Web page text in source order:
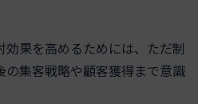
果を高めるためには、ただ制
集客戦略や顧客獲得まで意識